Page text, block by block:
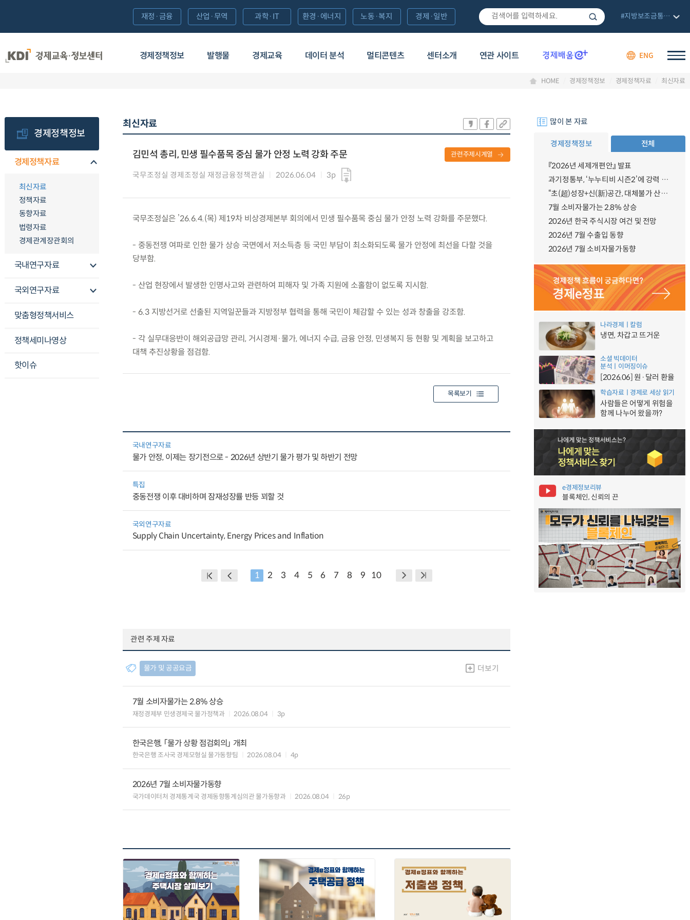
경제정책정보 발행물 경제교육 데이터 분석 멀티콘텐츠 센터소개 연관 사이트 ENG
재정·금융 산업·무역 과학·IT 환경·에너지 노동·복지 경제·일반 #지방보조금통합관리망
HOME 경제정책정보 경제정책자료 최신자료
경제정책정보
경제정책자료
최신자료
정책자료
동향자료
법령자료
경제관계장관회의
국내연구자료
국외연구자료
맞춤형정책서비스
정책세미나영상
핫이슈
최신자료
김민석 총리, 민생 필수품목 중심 물가 안정 노력 강화 주문
국무조정실 경제조정실 재정금융정책관실 2026.06.04 3p
관련주제시계열
국무조정실은 ’26.6.4.(목) 제19차 비상경제본부 회의에서 민생 필수품목 중심 물가 안정 노력 강화를 주문했다.
- 중동전쟁 여파로 인한 물가 상승 국면에서 저소득층 등 국민 부담이 최소화되도록 물가 안정에 최선을 다할 것을
당부함.
- 산업 현장에서 발생한 인명사고와 관련하여 피해자 및 가족 지원에 소홀함이 없도록 지시함.
- 6.3 지방선거로 선출된 지역일꾼들과 지방정부 협력을 통해 국민이 체감할 수 있는 성과 창출을 강조함.
- 각 실무대응반이 해외공급망 관리, 거시경제·물가, 에너지 수급, 금융 안정, 민생복지 등 현황 및 계획을 보고하고
대책 추진상황을 점검함.
목록보기
국내연구자료
물가 안정, 이제는 장기전으로 - 2026년 상반기 물가 평가 및 하반기 전망
특집
중동전쟁 이후 대비하며 잠재성장률 반등 꾀할 것
국외연구자료
Supply Chain Uncertainty, Energy Prices and Inflation
1 2 3 4 5 6 7 8 9 10
관련 주제 자료
물가 및 공공요금 더보기
7월 소비자물가는 2.8% 상승
재정경제부 민생경제국 물가정책과 2026.08.04 3p
한국은행, 「물가 상황 점검회의」 개최
한국은행 조사국 경제모형실 물가동향팀 2026.08.04 4p
2026년 7월 소비자물가동향
국가데이터처 경제통계국 경제동향통계심의관 물가동향과 2026.08.04 26p
많이 본 자료
경제정책정보 전체
『2026년 세제개편안』 발표
과기정통부, ‘누누티비 시즌2’에 강력 대응 의지 밝혀
“초(超)성장+신(新)공간, 대체불가 산업강국”
7월 소비자물가는 2.8% 상승
2026년 한국 주식시장 여건 및 전망
2026년 7월 수출입 동향
2026년 7월 소비자물가동향
나라경제ㅣ칼럼
냉면, 차갑고 뜨거운
소셜 빅데이터
분석ㅣ이머징이슈
[2026.06] 원·달러 환율
학습자료ㅣ경제로 세상 읽기
사람들은 어떻게 위험을
함께 나누어 왔을까?
e경제정보리뷰
블록체인, 신뢰의 끈